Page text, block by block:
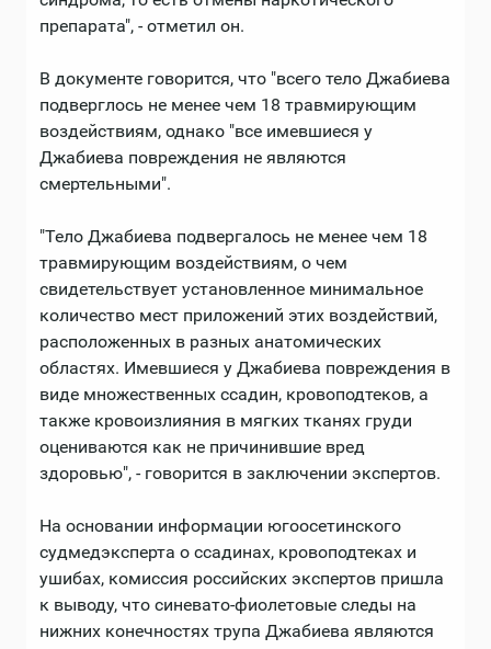
препарата", - отметил он.
В документе говорится, что "всего тело Джабиева
подверглось не менее чем 18 травмирующим
воздействиям, однако "все имевшиеся у
Джабиева повреждения не являются
смертельными".
"Тело Джабиева подвергалось не менее чем 18
травмирующим воздействиям, о чем
свидетельствует установленное минимальное
количество мест приложений этих воздействий,
расположенных в разных анатомических
областях. Имевшиеся у Джабиева повреждения в
виде множественных ссадин, кровоподтеков, а
также кровоизлияния в мягких тканях груди
оцениваются как не причинившие вред
здоровью", - говорится в заключении экспертов.
На основании информации югоосетинского
судмедэксперта о ссадинах, кровоподтеках и
ушибах, комиссия российских экспертов пришла
к выводу, что синевато-фиолетовые следы на
нижних конечностях трупа Джабиева являются